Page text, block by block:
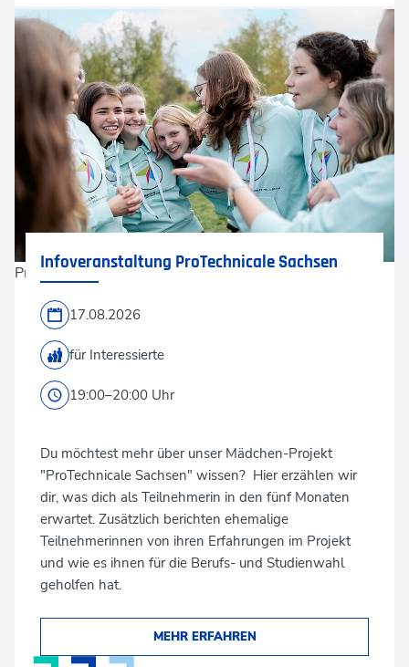
ProTechnicale
Infoveranstaltung ProTechnicale Sachsen
17.08.2026
für Interessierte
19:00–20:00 Uhr
Du möchtest mehr über unser Mädchen-Projekt
"ProTechnicale Sachsen" wissen? Hier erzählen wir
dir, was dich als Teilnehmerin in den fünf Monaten
erwartet. Zusätzlich berichten ehemalige
Teilnehmerinnen von ihren Erfahrungen im Projekt
und wie es ihnen für die Berufs- und Studienwahl
geholfen hat.
MEHR ERFAHREN